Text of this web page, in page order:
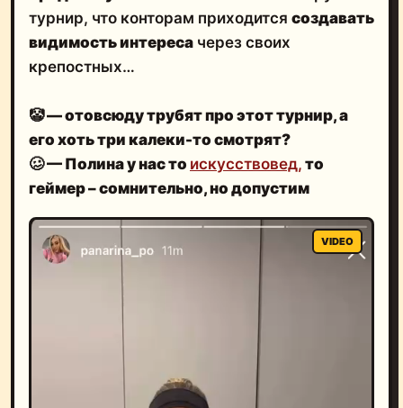
турнир, что конторам приходится создавать
видимость интереса через своих
крепостных…
🤡 — отовсюду трубят про этот турнир, а
его хоть три калеки-то смотрят?
🥴 — Полина у нас то искусствовед, то
геймер – сомнительно, но допустим